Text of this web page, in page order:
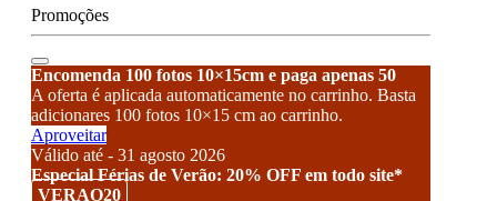
Promoções
Encomenda 100 fotos 10×15cm e paga apenas 50
A oferta é aplicada automaticamente no carrinho. Basta
adicionares 100 fotos 10×15 cm ao carrinho.
Aproveitar
Válido até - 31 agosto 2026
Especial Férias de Verão: 20% OFF em todo site*
VERAO20